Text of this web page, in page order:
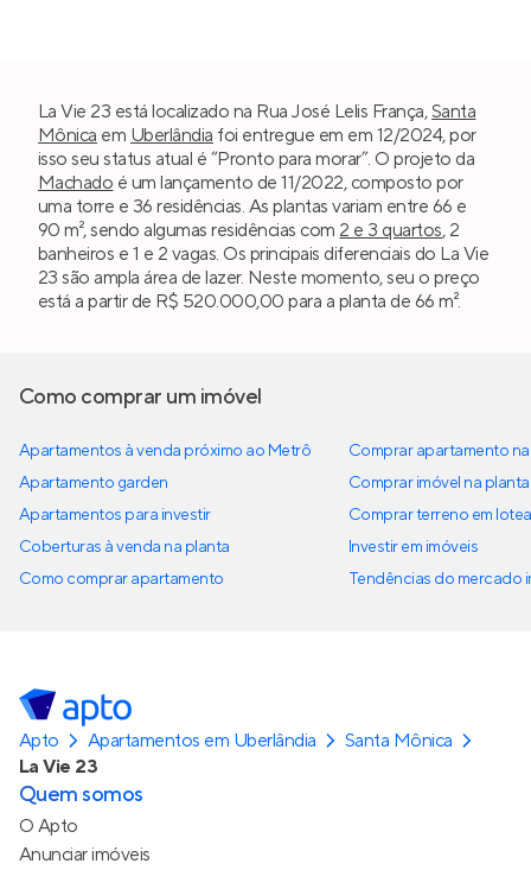
La Vie 23 está localizado na Rua José Lelis França,Santa
Mônica em Uberlândia foi entregue em em 12/2024, por
isso seu status atual é “Pronto para morar”. O projeto da
Machado é um lançamento de 11/2022, composto por
uma torre e 36 residências. As plantas variam entre 66 e
90 m², sendo algumas residências com 2 e 3 quartos, 2
banheiros e 1 e 2 vagas. Os principais diferenciais do La Vie
23 são ampla área de lazer. Neste momento, seu o preço
está a partir de R$ 520.000,00 para a planta de 66 m².
Como comprar um imóvel
Apartamentos à venda próximo ao Metrô
Apartamento garden
Apartamentos para investir
Coberturas à venda na planta
Como comprar apartamento
Comprar apartamento
Comprar imóvel na planta
Comprar terreno em
Investir em imóveis
Tendências do mercado
Apto Apartamentos em Uberlândia
Santa Mônica
La Vie 23
Quem somos
O Apto
Anunciar imóveis